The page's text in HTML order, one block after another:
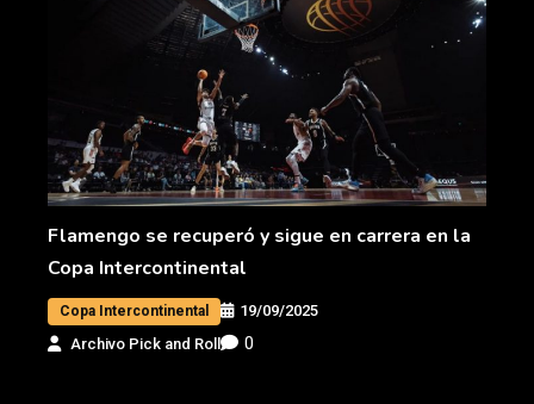
Flamengo se recuperó y sigue en carrera en la
Copa Intercontinental
Copa Intercontinental
19/09/2025
Archivo Pick and Roll
0